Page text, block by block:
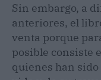
Sin embargo, a
anteriores, el
venta porque
posible consiste
quienes han